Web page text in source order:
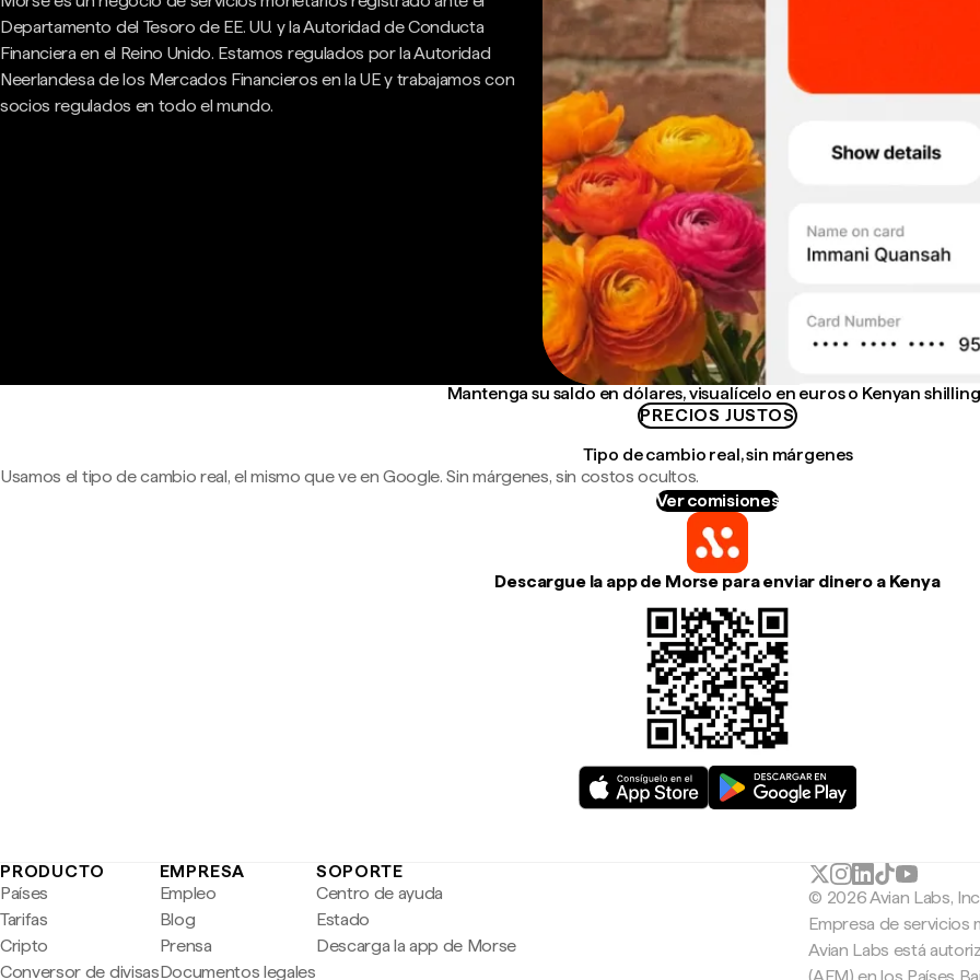
Departamento del Tesoro de EE. UU. y la Autoridad de Conducta
Financiera en el Reino Unido. Estamos regulados por la Autoridad
Neerlandesa de los Mercados Financieros en la UE y trabajamos con
socios regulados en todo el mundo.
Mantenga su saldo en dólares, visualícelo en euros o Kenyan
PRECIOS JUSTOS
Tipo de cambio real, sin márgenes
Usamos el tipo de cambio real, el mismo que ve en Google. Sin márgenes, sin costos ocultos.
Ver comisiones
Descargue la app de Morse para enviar dinero a Kenya
PRODUCTO
Países
Tarifas
Cripto
Conversor de divisas
EMPRESA
Empleo
Blog
Prensa
Documentos legales
SOPORTE
Centro de ayuda
Estado
Descarga la app de Morse
© 2026 Avian Labs, Inc
Empresa de servicios
Avian Labs está